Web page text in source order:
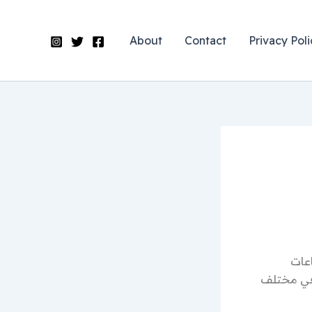
Privacy
Contact
About
في العالم، عن توفر مجموعة من الوظائف الشاغرة للعام 2025 في مختلف